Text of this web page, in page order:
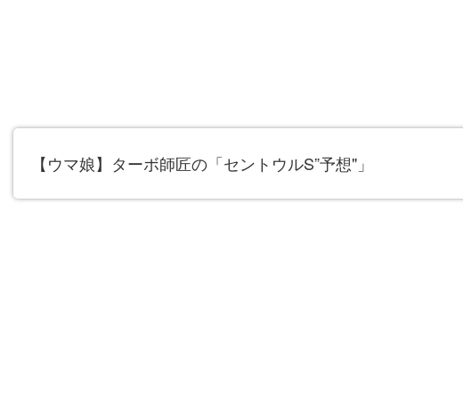
【ウマ娘】ターボ師匠の「セントウルS”予想"」